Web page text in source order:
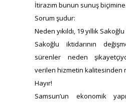
İtirazım bunun sunuş biçimine.
Sorum şudur:
Neden yıkıldı, 19 yıllık
Sakoğlu iktidarının
sürenler neden
verilen hizmetin kalitesinden
Hayır!
Samsun’un ekonomik